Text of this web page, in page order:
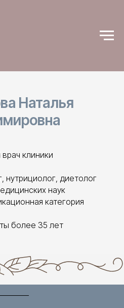
Наталья
клиники
нутрициолог, диетолог
наук
категория
более 35 лет